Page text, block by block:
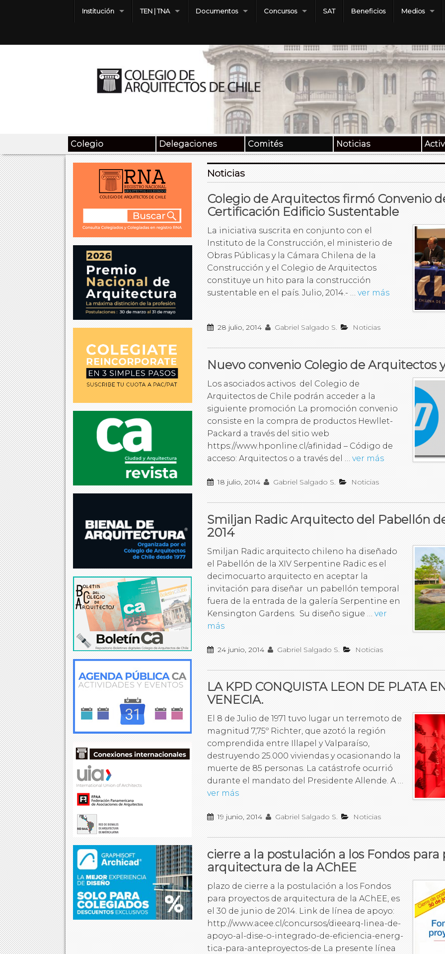
Institución TEN | TNA Documentos Concursos SAT Beneficios Medios
Colegio Delegaciones Comités Noticias
Noticias
Colegio de Arquitectos firmó Convenio
Certificación Edificio Sustentable
La iniciativa suscrita en conjunto con el
Instituto de la Construcción, el ministerio de
Obras Públicas y la Cámara Chilena de la
Construcción y el Colegio de Arquitectos
constituye un hito para la construcción
sustentable en el país. Julio, 2014.- … ver más
28 julio, 2014 Gabriel Salgado S. Noticias
Nuevo convenio Colegio de Arquitectos
Los asociados activos del Colegio de
Arquitectos de Chile podrán acceder a la
siguiente promoción La promoción convenio
consiste en la compra de productos Hewllet-
Packard a través del sitio web
https://www.hponline.cl/afinidad – Código de
acceso: Arquitectos o a través del … ver más
18 julio, 2014 Gabriel Salgado S. Noticias
Smiljan Radic Arquitecto del Pabellón
2014
Smiljan Radic arquitecto chileno ha diseñado
el Pabellón de la XIV Serpentine Radic es el
decimocuarto arquitecto en aceptar la
invitación para diseñar un pabellón temporal
fuera de la entrada de la galería Serpentine en
Kensington Gardens. Su diseño sigue … ver
más
24 junio, 2014 Gabriel Salgado S. Noticias
LA KPD CONQUISTA LEON DE PLATA
VENECIA.
El 8 de Julio de 1971 tuvo lugar un terremoto de
magnitud 7,75º Richter, que azotó la región
comprendida entre Illapel y Valparaíso,
destruyendo 25.000 viviendas y ocasionando la
muerte de 85 personas. La catástrofe ocurrió
durante el mandato del Presidente Allende. A …
ver más
19 junio, 2014 Gabriel Salgado S. Noticias
cierre a la postulación a los Fondos para
arquitectura de la AChEE
plazo de cierre a la postulación a los Fondos
para proyectos de arquitectura de la AChEE, es
el 30 de junio de 2014. Link de línea de apoyo:
http://www.acee.cl/concursos/dieearq-linea-de-
apoyo-al-dise-o-integrado-de-eficiencia-energ-
tica-para-anteproyectos-de La presente línea